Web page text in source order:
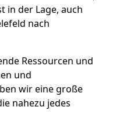
in der Lage, auch
nach
Ressourcen und
und
wir eine große
nahezu jedes